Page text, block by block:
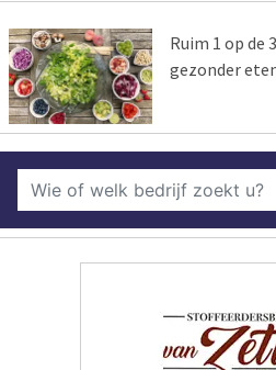
Ruim 1 op de
gezonder